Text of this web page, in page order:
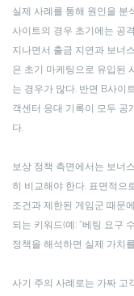
실제 사례를 통해 원인을 분
사이트의 경우 초기에는 공
지나면서 출금 지연과 보너
은 초기 마케팅으로 유입된
는 경우가 많다. 반면 B사이
객센터 응대 기록이 모두 공
다.
보상 정책 측면에서는 보너
히 비교해야 한다. 표면적으
조건과 제한된 게임군 때문
되는 키워드(예: "베팅 요구
정책을 해석하면 실제 가치
사기 주의 사례로는 가짜 고